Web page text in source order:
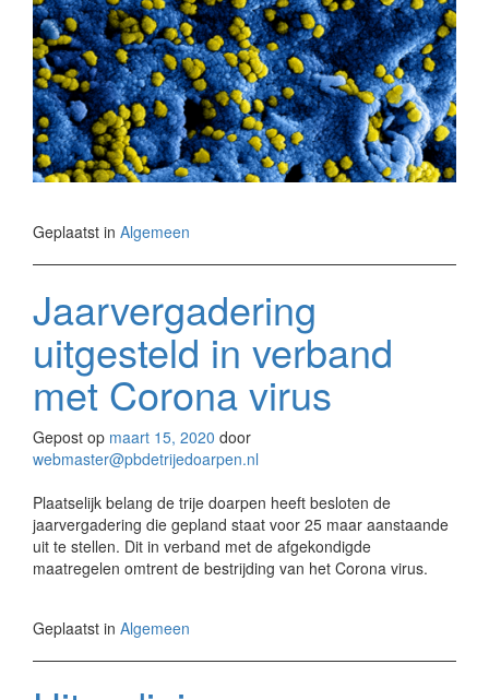
Geplaatst in Algemeen
Jaarvergadering
uitgesteld in verband
met Corona virus
Gepost op maart 15, 2020 door
webmaster@pbdetrijedoarpen.nl
Plaatselijk belang de trije doarpen heeft besloten de
jaarvergadering die gepland staat voor 25 maar aanstaande
uit te stellen. Dit in verband met de afgekondigde
maatregelen omtrent de bestrijding van het Corona virus.
Geplaatst in Algemeen